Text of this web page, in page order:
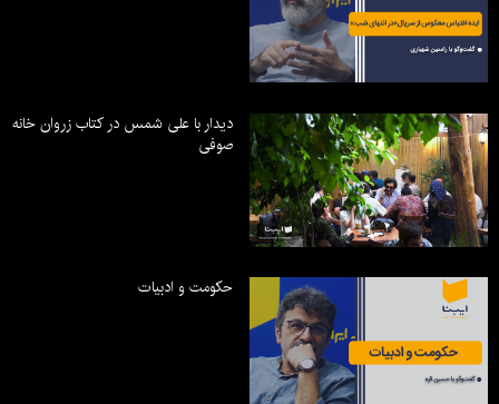
دیدار با علی شمس در کتاب زروان خانه
صوفی
حکومت و ادبیات